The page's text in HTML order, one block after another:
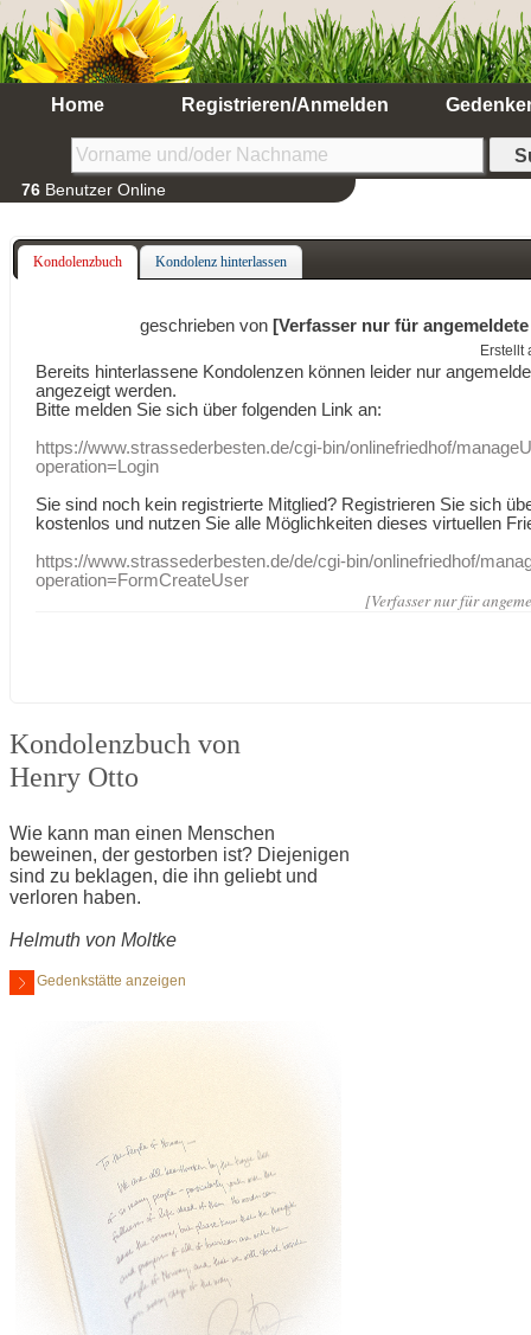
Home Registrieren/Anmelden
76 Benutzer Online
Kondolenzbuch Kondolenz hinterlassen
geschrieben von [Verfasser nur für
Erstellt
Bereits hinterlassene Kondolenzen können leider nur
angezeigt werden.
Bitte melden Sie sich über folgenden Link an:
https://www.strassederbesten.de/cgi-bin/onlinefriedhof/
operation=Login
Sie sind noch kein registrierte Mitglied? Registrieren Sie sich
kostenlos und nutzen Sie alle Möglichkeiten dieses virtuellen
https://www.strassederbesten.de/de/cgi-bin/onlinefriedhof/
operation=FormCreateUser
[Verfasser nur für
Kondolenzbuch von
Henry Otto
Wie kann man einen Menschen
beweinen, der gestorben ist? Diejenigen
sind zu beklagen, die ihn geliebt und
verloren haben.
Helmuth von Moltke
Gedenkstätte anzeigen